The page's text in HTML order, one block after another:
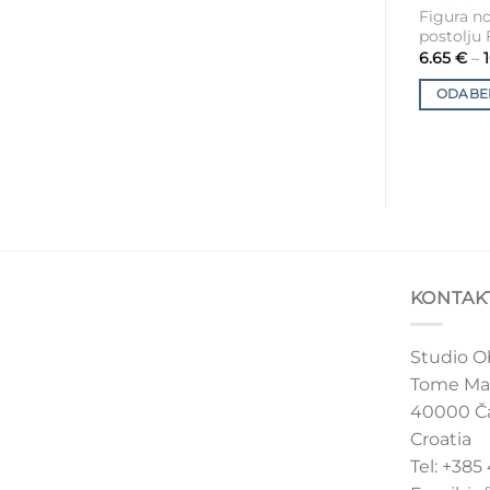
Figura
postolju
6.65 €–
product
has
multiple
variants.
product
page
Studio
Tome
40000
Croatia
Tel: +385